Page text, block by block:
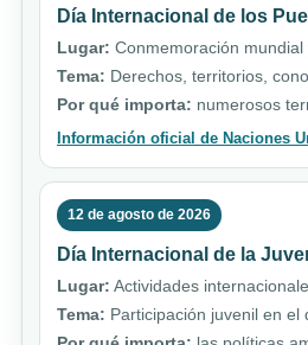
Día Internacional de los
Lugar: Conmemoración
Tema: Derechos, territorios,
Por qué importa: numerosos
Información oficial de Naciones
12 de agosto de 2026
Día Internacional de la
Lugar: Actividades
Tema: Participación juvenil en